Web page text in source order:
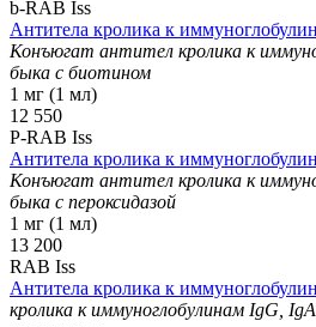
b-RAB Iss
Антитела кролика к
Конъюгат антител кролика к
быка с биотином
1 мг (1 мл)
12 550
P-RAB Iss
Антитела кролика к
Конъюгат антител кролика к
быка с пероксидазой
1 мг (1 мл)
13 200
RAB Iss
Антитела кролика к
кролика к иммуноглобулинам IgG,